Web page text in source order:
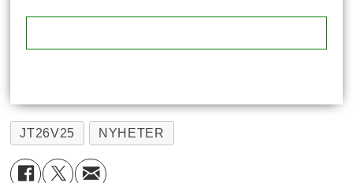
JT26V25 NYHETER